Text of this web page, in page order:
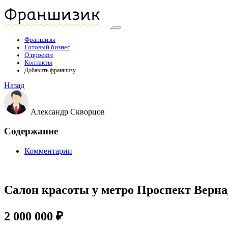
Франшизы
Готовый бизнес
О проекте
Контакты
Добавить франшизу
Назад
Александр Скворцов
Содержание
Комментарии
Салон красоты у метро Проспект
2 000 000 ₽